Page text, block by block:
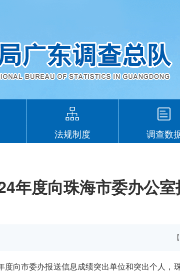
法规制度 调查数
年度向珠海市委办公
度向市委办报送信息成绩突出单位和突出个人，